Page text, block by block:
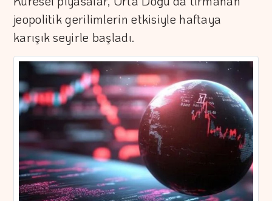
jeopolitik gerilimlerin etkisiyle haftaya
karışık seyirle başladı.